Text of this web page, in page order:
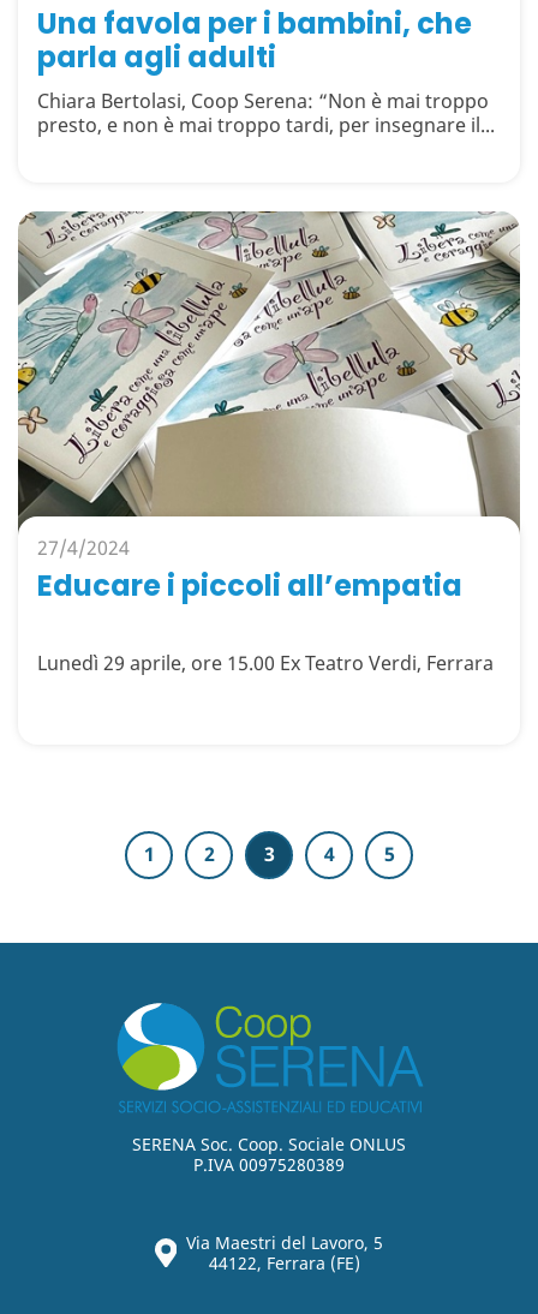
Una favola per i bambini, che
parla agli adulti
Chiara Bertolasi, Coop Serena: “Non è mai troppo
presto, e non è mai troppo tardi, per insegnare il...
27/4/2024
Educare i piccoli all’empatia
Lunedì 29 aprile, ore 15.00 Ex Teatro Verdi, Ferrara
1 2 3 4 5
SERENA Soc. Coop. Sociale ONLUS
P.IVA 00975280389
Via Maestri del Lavoro, 5
44122, Ferrara (FE)